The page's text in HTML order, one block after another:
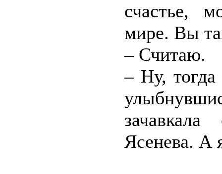
счастье,
мире. Вы
– Считаю.
– Ну,
Ясенева. А